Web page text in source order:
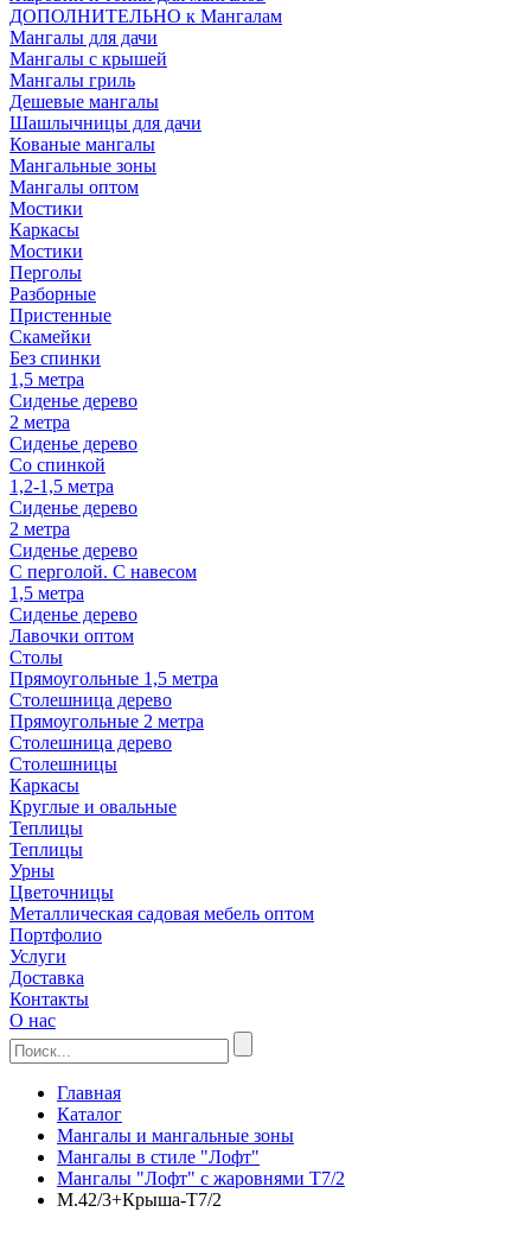
ДОПОЛНИТЕЛЬНО к Мангалам
Мангалы для дачи
Мангалы с крышей
Мангалы гриль
Дешевые мангалы
Шашлычницы для дачи
Кованые мангалы
Мангальные зоны
Мангалы оптом
Мостики
Каркасы
Мостики
Перголы
Разборные
Пристенные
Скамейки
Без спинки
1,5 метра
Сиденье дерево
2 метра
Сиденье дерево
Со спинкой
1,2-1,5 метра
Сиденье дерево
2 метра
Сиденье дерево
С перголой. С навесом
1,5 метра
Сиденье дерево
Лавочки оптом
Столы
Прямоугольные 1,5 метра
Столешница дерево
Прямоугольные 2 метра
Столешница дерево
Столешницы
Каркасы
Круглые и овальные
Теплицы
Теплицы
Урны
Цветочницы
Металлическая садовая мебель оптом
Портфолио
Услуги
Доставка
Контакты
О нас
Главная
Каталог
Мангалы и мангальные зоны
Мангалы в стиле "Лофт"
Мангалы "Лофт" с жаровнями Т7/2
М.42/3+Крыша-Т7/2